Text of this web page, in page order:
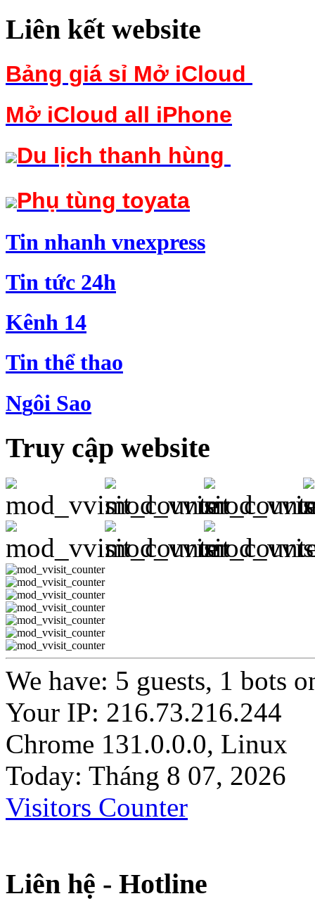
Liên kết website
Bảng giá sỉ Mở iCloud
Mở iCloud all iPhone
Du lịch thanh hùng
Phụ tùng toyata
Tin nhanh vnexpress
Tin tức 24h
Kênh 14
Tin thể thao
Ngôi Sao
Truy cập website
We have: 5 guests, 1 bots
Your IP: 216.73.216.244
Chrome 131.0.0.0, Linux
Today: Tháng 8 07, 2026
Visitors Counter
Liên hệ - Hotline